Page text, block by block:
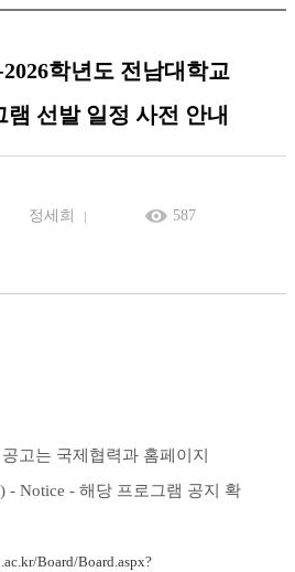
학년도 전남대학교
선발 일정 사전 안내
정세희 587
고는 국제협력과 홈페이지
- Notice - 해당 프로그램 공지 확
Board/Board.aspx?